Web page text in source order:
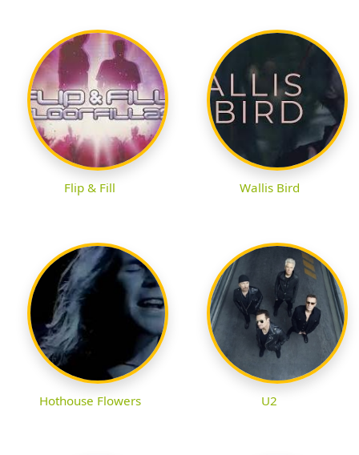
Flip & Fill Wallis Bird
Hothouse Flowers U2